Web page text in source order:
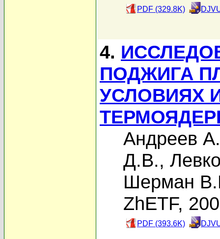
PDF (329.8K)
4.
ПОДЖИГА
УСЛОВИЯХ
Андреев
Д.В.,
Шерман
ZhETF,
PDF (393.6K)